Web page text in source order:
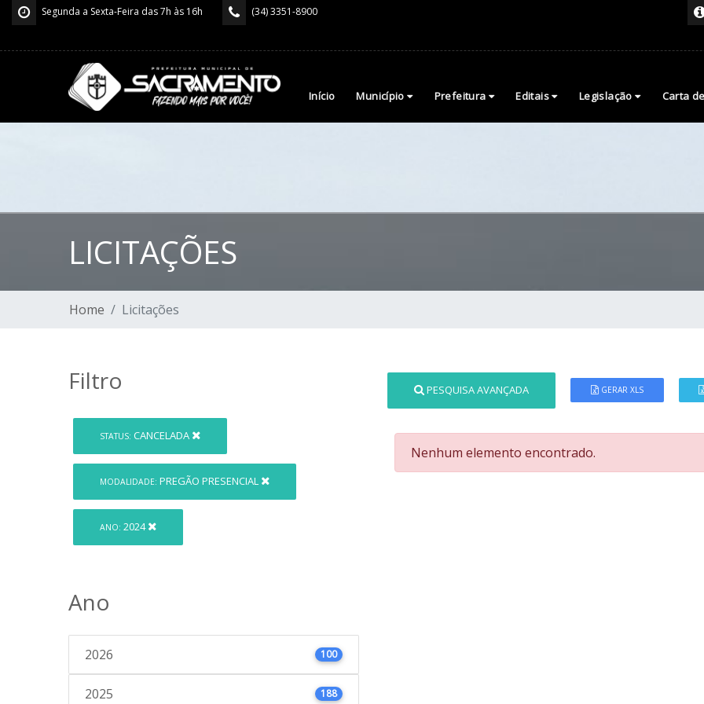
Segunda a Sexta-Feira das 7h às 16h (34) 3351-8900
Início Município Prefeitura Editais Legislação Carta
LICITAÇÕES
Home Licitações
Filtro
STATUS: CANCELADA
MODALIDADE: PREGÃO PRESENCIAL
ANO: 2024
Ano
2026 100
2025 188
PESQUISA AVANÇADA GERAR XLS
Nenhum elemento encontrado.